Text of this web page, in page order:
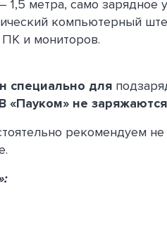
метра, само зарядное
компьютерный
и мониторов.
специально для
«Пауком» не
рекомендуем